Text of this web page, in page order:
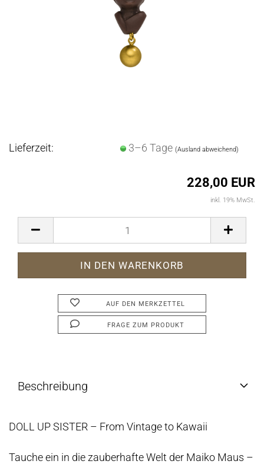
Lieferzeit: 3–6 Tage(Ausland abweichend)
228,00 EUR
inkl. 19% MwSt.
AUF DEN MERKZETTEL
FRAGE ZUM PRODUKT
Beschreibung
DOLL UP SISTER – From Vintage to Kawaii
Tauche ein in die zauberhafte Welt der Maiko Maus –